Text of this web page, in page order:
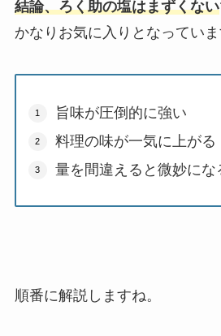
結論、ろく助の塩はまずくない
かなりお気に入りとなっていま
旨味が圧倒的に強い
料理の味が一気に上がる
量を間違えると微妙にな
順番に解説しますね。